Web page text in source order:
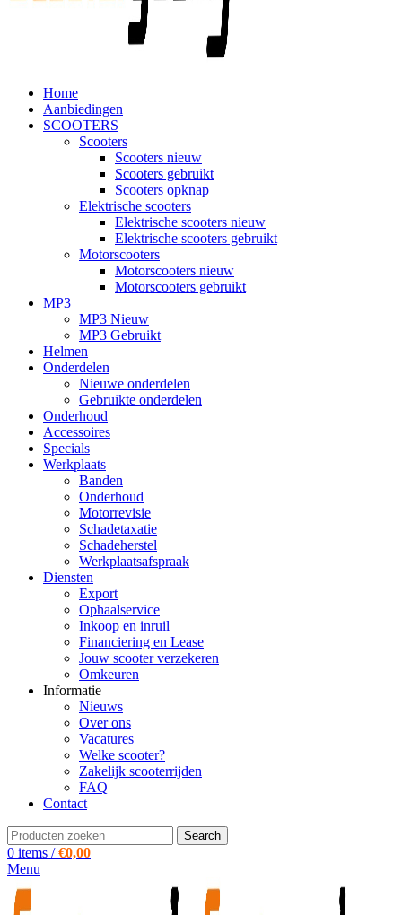
Home
Aanbiedingen
SCOOTERS
Scooters
Scooters nieuw
Scooters gebruikt
Scooters opknap
Elektrische scooters
Elektrische scooters nieuw
Elektrische scooters gebruikt
Motorscooters
Motorscooters nieuw
Motorscooters gebruikt
MP3
MP3 Nieuw
MP3 Gebruikt
Helmen
Onderdelen
Nieuwe onderdelen
Gebruikte onderdelen
Onderhoud
Accessoires
Specials
Werkplaats
Banden
Onderhoud
Motorrevisie
Schadetaxatie
Schadeherstel
Werkplaatsafspraak
Diensten
Export
Ophaalservice
Inkoop en inruil
Financiering en Lease
Jouw scooter verzekeren
Omkeuren
Informatie
Nieuws
Over ons
Vacatures
Welke scooter?
Zakelijk scooterrijden
FAQ
Contact
Search
0 items / €0,00
Menu